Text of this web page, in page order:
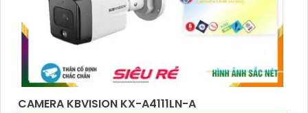
CAMERA KBVISION KX-A4111LN-A